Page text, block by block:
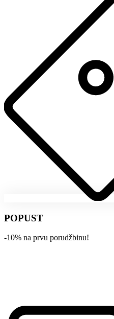
POPUST
-10% na prvu porudžbinu!